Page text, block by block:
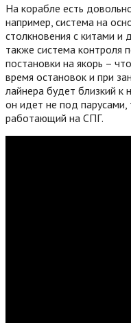
На корабле есть
например, система на
столкновения с китами и
также система контроля
постановки на якорь –
время остановок и при
лайнера будет близкий к
он идет не под парусами,
работающий на СПГ.